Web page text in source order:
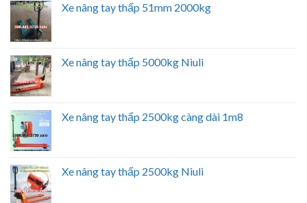
Xe nâng tay thấp 51mm 2000kg
Xe nâng tay thấp 5000kg Niuli
Xe nâng tay thấp 2500kg càng dài 1m8
Xe nâng tay thấp 2500kg Niuli